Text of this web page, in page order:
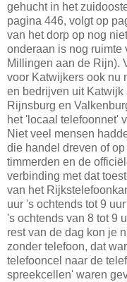
gehucht in het
pagina 446, volgt op
van het dorp op nog
onderaan is nog ruimte
Millingen aan de Rijn).
voor Katwijkers ook nu
en bedrijven uit
Rijnsburg en
het 'locaal telefoonnet'
Niet veel mensen
die handel dreven of
timmerden en de
verbinding met dat
van het
uur 's ochtends tot 9
's ochtends van 8 tot 9
rest van de dag kon je
zonder telefoon, dat
telefooncel naar de
spreekcellen' waren